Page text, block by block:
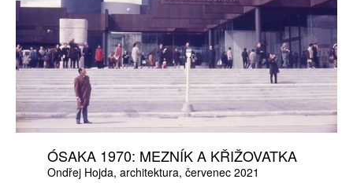
ÓSAKA 1970: MEZNÍK A KŘIŽOVATKA
Ondřej Hojda architektura červenec 2021